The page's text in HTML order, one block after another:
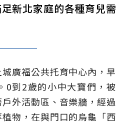
新北家庭的各種育兒需
廣福公共托育中心內，早
0到2歲的小中大寶們，被
外活動區、音樂牆，經過
物，在與門口的烏龜「西